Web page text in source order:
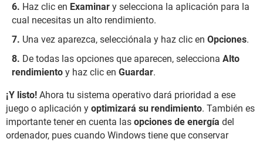
Haz clic en Examinar y selecciona la aplicación para la
cual necesitas un alto rendimiento.
Una vez aparezca, selecciónala y haz clic en Opciones.
De todas las opciones que aparecen, selecciona Alto
rendimiento y haz clic en Guardar.
¡Y listo! Ahora tu sistema operativo dará prioridad a ese
juego o aplicación y optimizará su rendimiento. También es
importante tener en cuenta las opciones de energía del
ordenador, pues cuando Windows tiene que conservar